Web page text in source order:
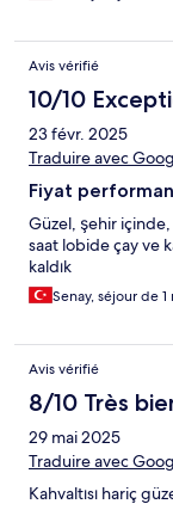
Avis vérifié
10/10
23 févr. 2025
Traduire avec
Fiyat
Güzel, şehir içinde,
saat lobide çay ve
kaldık
Senay, séjour de 1
Avis vérifié
8/10 Très
29 mai 2025
Traduire avec
Kahvaltısı hariç